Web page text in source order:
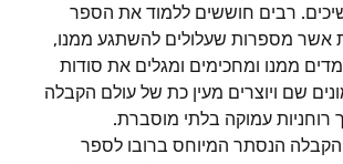
רבים חוששים ללמוד את הספר
אשר מספרות שעלולים להשתגע ממנו,
ממנו ומחכימים ומגלים את סודות
שם ויוצרים מעין כת של עולם הקבלה
רוחניות עמוקה בלתי מוסברת.
הנסתר המיוחס ברובו לספר